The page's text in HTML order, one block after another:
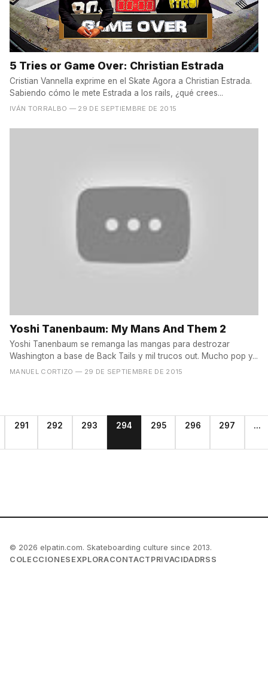
5 Tries or Game Over: Christian Estrada
Cristian Vannella exprime en el Skate Agora a Christian Estrada.
Sabiendo cómo le mete Estrada a los rails, ¿qué crees...
IVÁN TORRALBO — 29 DE SEPTIEMBRE DE 2015
Yoshi Tanenbaum: My Mans And Them 2
Yoshi Tanenbaum se remanga las mangas para destrozar
Washington a base de Back Tails y mil trucos out. Mucho pop y...
MANUEL CORTIZO — 29 DE SEPTIEMBRE DE 2015
291 292 293 294 295 296 297 ...
© 2026 elpatin.com. Skateboarding culture since 2013.
COLECCIONES EXPLORACONTACT PRIVACIDADRSS